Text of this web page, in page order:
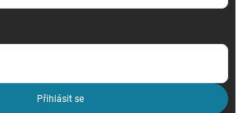
Přihlásit se